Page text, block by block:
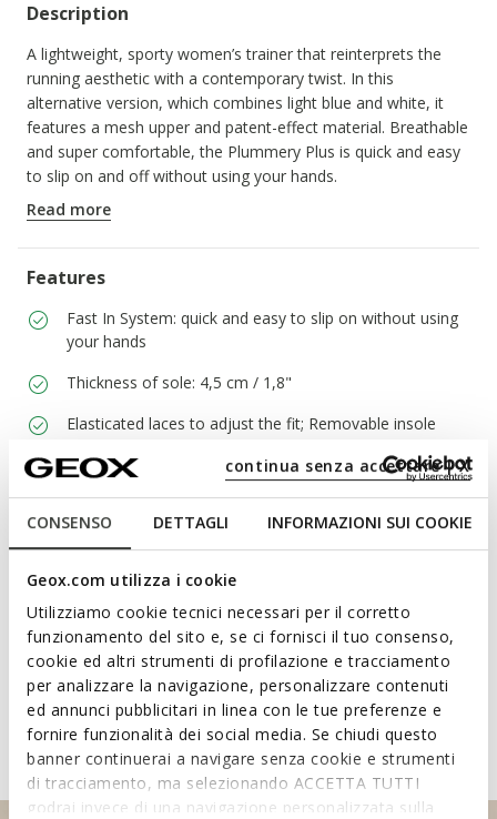
CONSENSO DETTAGLI INFORMAZIONI SUI COOKIE
Geox.com utilizza i cookie
Utilizziamo cookie tecnici necessari per il corretto
funzionamento del sito e, se ci fornisci il tuo consenso,
cookie ed altri strumenti di profilazione e tracciamento
per analizzare la navigazione, personalizzare contenuti
ed annunci pubblicitari in linea con le tue preferenze e
fornire funzionalità dei social media. Se chiudi questo
banner continuerai a navigare senza cookie e strumenti
di tracciamento, ma selezionando ACCETTA TUTTI
godrai invece di una navigazione personalizzata sulla
continua senza accettare | X
Description
A lightweight, sporty women’s trainer that reinterprets the
running aesthetic with a contemporary twist. In this
alternative version, which combines light blue and white, it
features a mesh upper and patent-effect material. Breathable
and super comfortable, the Plummery Plus is quick and easy
to slip on and off without using your hands.
ITEM CODE:
Read more
Features
Fast In System: quick and easy to slip on without using
your hands
Thickness of sole: 4,5 cm / 1,8"
Elasticated laces to adjust the fit; Removable insole
Technologies
Learn about the attributes of
shoes featuring the Fast In
System